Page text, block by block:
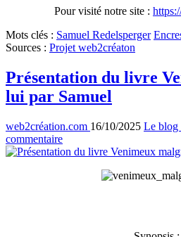
Pour visité notre site :
Mots clés : Samuel Redelsperger
Sources : Projet web2créaton
Présentation du livre
lui par Samuel
web2création.com 16/10/2025 Le blog
commentaire